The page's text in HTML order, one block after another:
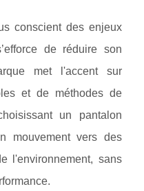
conscient des enjeux
de réduire son
met l'accent sur
et de méthodes de
un pantalon
mouvement vers des
l'environnement, sans